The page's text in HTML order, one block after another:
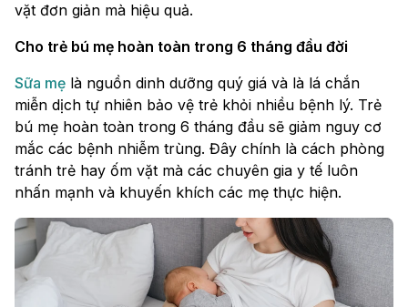
vặt đơn giản mà hiệu quả.
Cho trẻ bú mẹ hoàn toàn trong 6 tháng đầu đời
Sữa mẹ là nguồn dinh dưỡng quý giá và là lá chắn
miễn dịch tự nhiên bảo vệ trẻ khỏi nhiều bệnh lý. Trẻ
bú mẹ hoàn toàn trong 6 tháng đầu sẽ giảm nguy cơ
mắc các bệnh nhiễm trùng. Đây chính là cách phòng
tránh trẻ hay ốm vặt mà các chuyên gia y tế luôn
nhấn mạnh và khuyến khích các mẹ thực hiện.